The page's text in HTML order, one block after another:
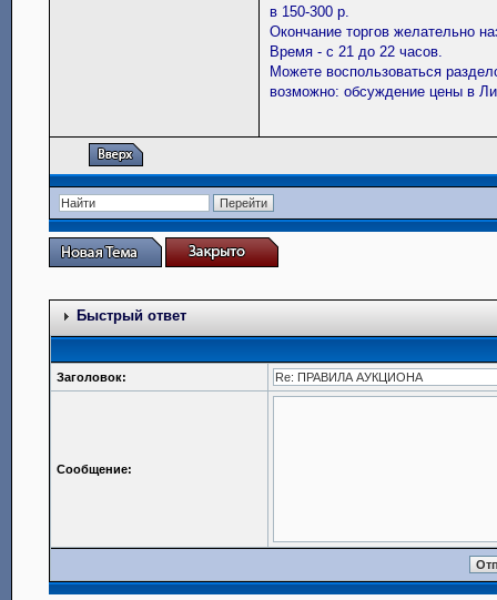
в 150-300 р.
Окончание торгов желательно
Время - с 21 до 22 часов.
Можете воспользоваться
возможно: обсуждение цены в
Быстрый ответ
Заголовок:
Сообщение: